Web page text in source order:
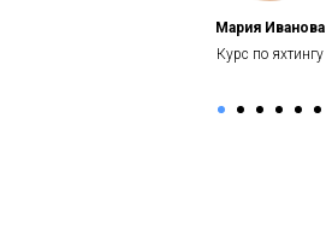
Мария Иванова
Курс по яхтингу